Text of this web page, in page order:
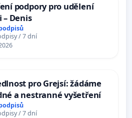
podpory pro udělení
Denis
/ 7 dní
pro Grejsí: žádáme
a nestranné vyšetření
/ 7 dní